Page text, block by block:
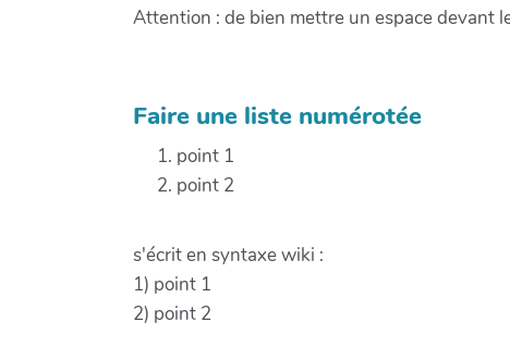
Attention : de bien mettre un espace devant
Faire une liste numérotée
point 1
point 2
s'écrit en syntaxe wiki :
1) point 1
2) point 2